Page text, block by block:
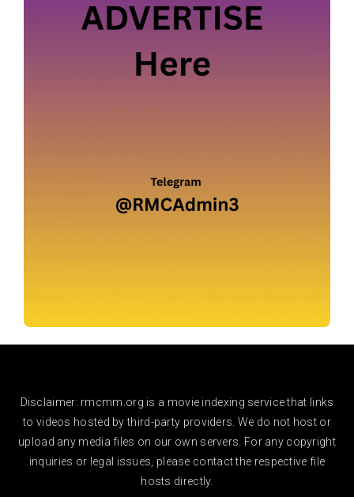
Disclaimer: rmcmm.org is a movie indexing service that links
to videos hosted by third-party providers. We do not host or
upload any media files on our own servers. For any copyright
inquiries or legal issues, please contact the respective file
hosts directly.